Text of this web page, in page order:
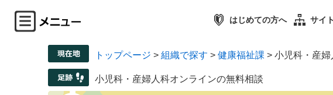
はじめての方へ サイ
トップページ > 組織で探す > 健康福祉課 > 小児科・産
小児科・産婦人科オンラインの無料相談